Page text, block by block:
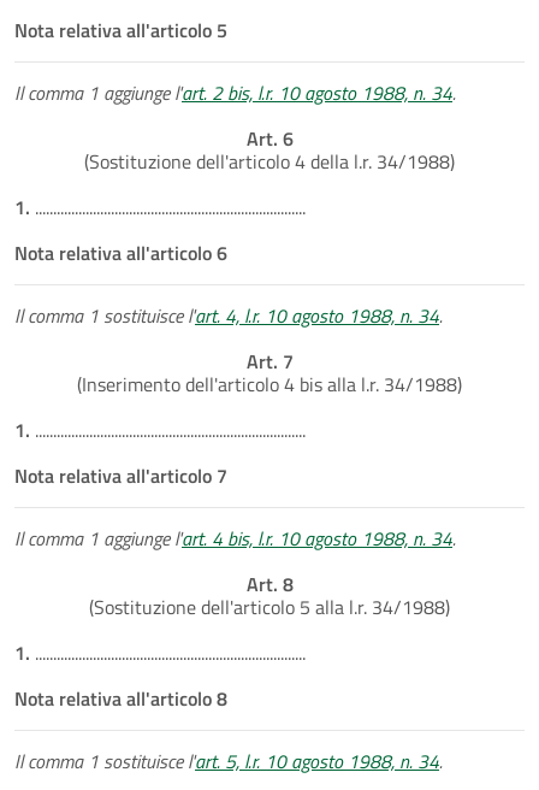
Nota relativa all'articolo 5
Il comma 1 aggiunge l'art. 2 bis, l.r. 10 agosto 1988, n. 34.
Art. 6
(Sostituzione dell'articolo 4 della l.r. 34/1988)
1. ...........................................................................
Nota relativa all'articolo 6
Il comma 1 sostituisce l'art. 4, l.r. 10 agosto 1988, n. 34.
Art. 7
(Inserimento dell'articolo 4 bis alla l.r. 34/1988)
1. ...........................................................................
Nota relativa all'articolo 7
Il comma 1 aggiunge l'art. 4 bis, l.r. 10 agosto 1988, n. 34.
Art. 8
(Sostituzione dell'articolo 5 alla l.r. 34/1988)
1. ...........................................................................
Nota relativa all'articolo 8
Il comma 1 sostituisce l'art. 5, l.r. 10 agosto 1988, n. 34.